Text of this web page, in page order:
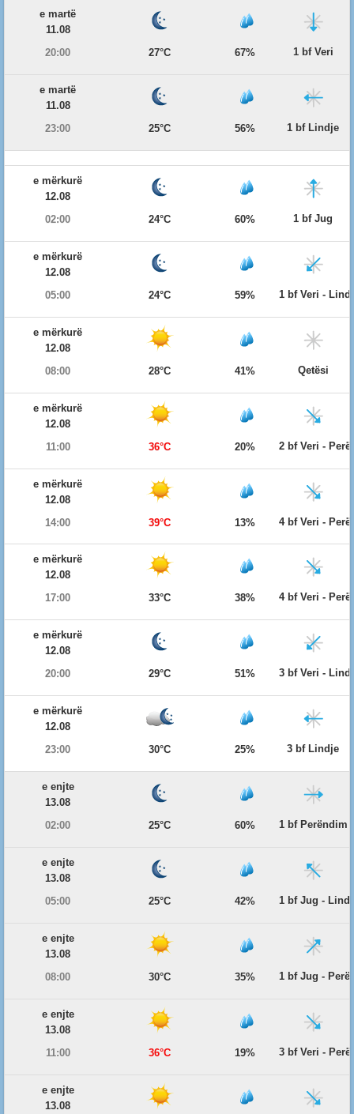
e martë
11.08
20:00
27°C 67% 1 bf Veri
e martë
11.08
23:00
25°C 56% 1 bf Lindje
e mërkurë
12.08
02:00
24°C 60% 1 bf Jug
e mërkurë
12.08
05:00
24°C 59% 1 bf Veri -
e mërkurë
12.08
08:00
28°C 41% Qetësi
e mërkurë
12.08
11:00
36°C 20% 2 bf Veri -
e mërkurë
12.08
14:00
39°C 13% 4 bf Veri -
e mërkurë
12.08
17:00
33°C 38% 4 bf Veri -
e mërkurë
12.08
20:00
29°C 51% 3 bf Veri -
e mërkurë
12.08
23:00
30°C 25% 3 bf Lindje
e enjte
13.08
02:00
25°C 60% 1 bf Perëndim
e enjte
13.08
05:00
25°C 42% 1 bf Jug -
e enjte
13.08
08:00
30°C 35% 1 bf Jug -
e enjte
13.08
11:00
36°C 19% 3 bf Veri -
e enjte
13.08